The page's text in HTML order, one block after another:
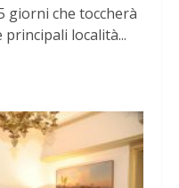
giorni che toccherà
località...